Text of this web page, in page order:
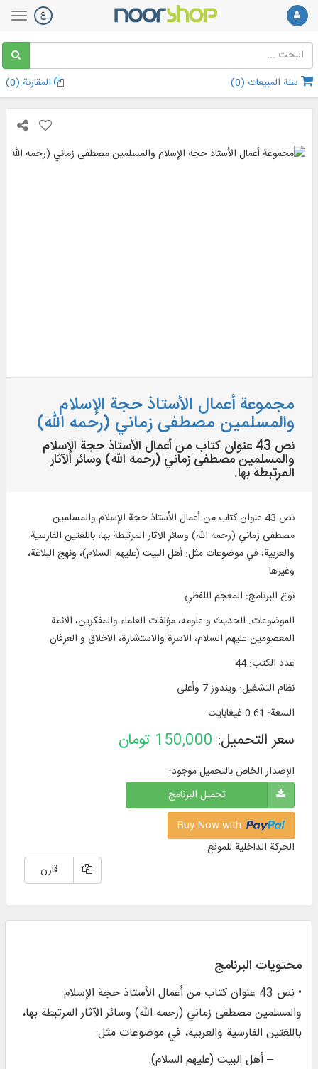
سلة المبيعات (0
) المقارنة (0
)
مجموعة أعمال الأستاذ حجة الإسلام
والمسلمين مصطفى زماني (رحمه الله)
نص 43 عنوان كتاب من أعمال الأستاذ حجة الإسلام
والمسلمين مصطفى زماني (رحمه الله) وسائر الآثار
المرتبطة بها.
نص 43 عنوان كتاب من أعمال الأستاذ حجة الإسلام والمسلمين
مصطفى زماني (رحمه الله) وسائر الآثار المرتبطة بها، باللغتين الفارسية
والعربية، في موضوعات مثل: أهل البيت (عليهم السلام)، ونهج البلاغة،
وغيرها.
نوع البرنامج: المعجم اللفظي
الموضوعات: الحديث و علومه، مؤلفات العلماء والمفكرين، الائمة
المعصومين عليهم السلام، الاسرة والاستشارة، الاخلاق و العرفان
عدد الكتب:
44
نظام التشغیل: ويندوز 7 وأعلی
السعة: 0.61 غيغابايت
سعر التحميل: 150,000 تومان
الإصدار الخاص بالتحميل موجود:
تحميل البرنامج
الحركة الداخلية للموقع
قارن
محتويات البرنامج
• نص 43 عنوان كتاب من أعمال الأستاذ حجة الإسلام
والمسلمين مصطفى زماني (رحمه الله) وسائر الآثار المرتبطة بها،
باللغتين الفارسية والعربية، في موضوعات مثل:
– أهل البيت (عليهم السلام).